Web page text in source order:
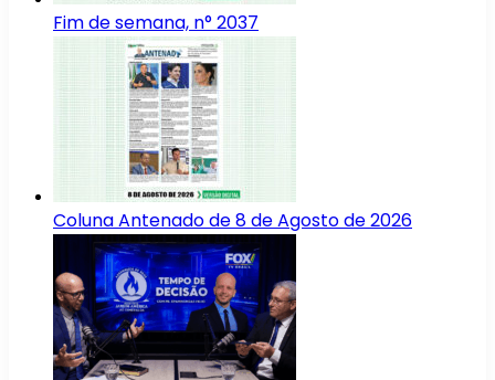
Fim de semana, n° 2037
Coluna Antenado de 8 de Agosto de 2026